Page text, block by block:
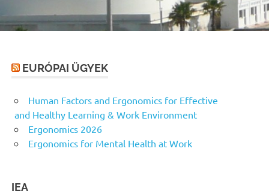
EURÓPAI ÜGYEK
Human Factors and Ergonomics for Effective
and Healthy Learning & Work Environment
Ergonomics 2026
Ergonomics for Mental Health at Work
IEA